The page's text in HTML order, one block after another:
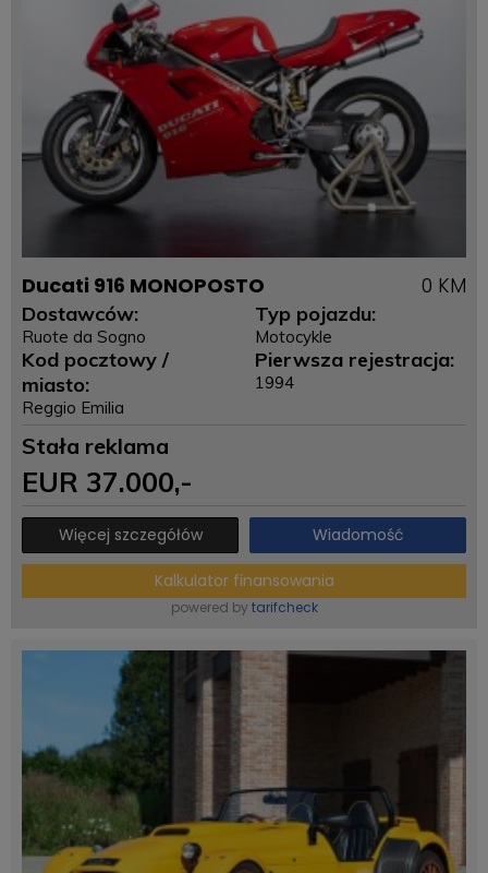
Ducati 916 MONOPOSTO 0 KM
Dostawców:
Ruote da Sogno
Kod pocztowy /
miasto:
Reggio Emilia
Typ pojazdu:
Motocykle
Pierwsza rejestracja:
1994
Stała reklama
EUR 37.000,-
Więcej szczegółów Wiadomość
Kalkulator finansowania
powered by tarifcheck